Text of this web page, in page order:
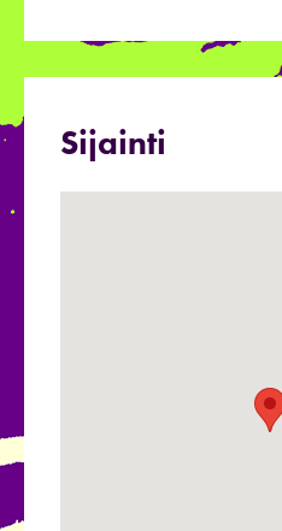
Sijainti